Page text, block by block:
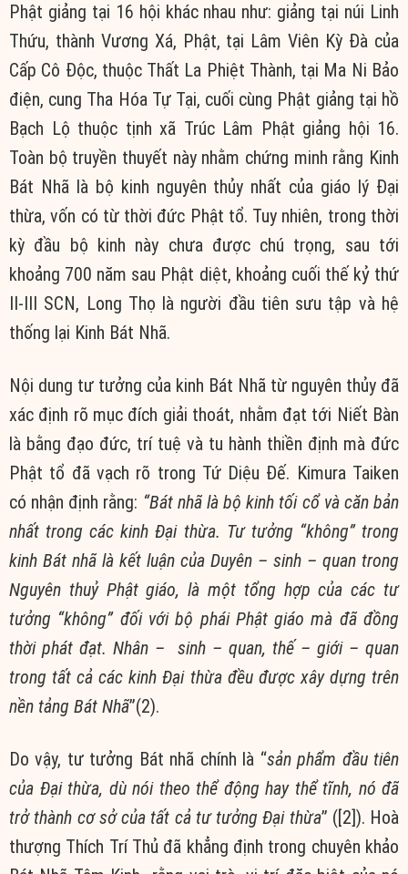
Phật giảng tại 16 hội khác nhau như: giảng tại núi Linh
Thứu, thành Vương Xá, Phật, tại Lâm Viên Kỳ Đà của
Cấp Cô Độc, thuộc Thất La Phiệt Thành, tại Ma Ni Bảo
điện, cung Tha Hóa Tự Tại, cuối cùng Phật giảng tại hồ
Bạch Lộ thuộc tịnh xã Trúc Lâm Phật giảng hội 16.
Toàn bộ truyền thuyết này nhằm chứng minh rằng Kinh
Bát Nhã là bộ kinh nguyên thủy nhất của giáo lý Đại
thừa, vốn có từ thời đức Phật tổ. Tuy nhiên, trong thời
kỳ đầu bộ kinh này chưa được chú trọng, sau tới
khoảng 700 năm sau Phật diệt, khoảng cuối thế kỷ thứ
II-III SCN, Long Thọ là người đầu tiên sưu tập và hệ
thống lại Kinh Bát Nhã.
Nội dung tư tưởng của kinh Bát Nhã từ nguyên thủy đã
xác định rõ mục đích giải thoát, nhằm đạt tới Niết Bàn
là bằng đạo đức, trí tuệ và tu hành thiền định mà đức
Phật tổ đã vạch rõ trong Tứ Diệu Đế. Kimura Taiken
có nhận định rằng: “Bát nhã là bộ kinh tối cổ và căn bản
nhất trong các kinh Đại thừa. Tư tưởng “không” trong
kinh Bát nhã là kết luận của Duyên – sinh – quan trong
Nguyên thuỷ Phật giáo, là một tổng hợp của các tư
tưởng “không” đối với bộ phái Phật giáo mà đã đồng
thời phát đạt. Nhân – sinh – quan, thế – giới – quan
trong tất cả các kinh Đại thừa đều được xây dựng trên
nền tảng Bát Nhã”(2).
Do vậy, tư tưởng Bát nhã chính là “sản phẩm đầu tiên
của Đại thừa, dù nói theo thể động hay thể tĩnh, nó đã
trở thành cơ sở của tất cả tư tưởng Đại thừa” ([2]). Hoà
thượng Thích Trí Thủ đã khẳng định trong chuyên khảo